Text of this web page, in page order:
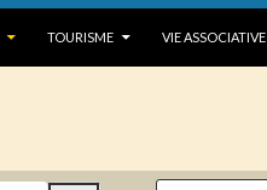
TOURISME VIE ASSOCIATIVE